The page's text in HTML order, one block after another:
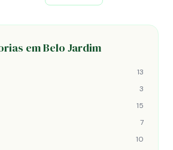
em Belo Jardim
13
3
15
7
10